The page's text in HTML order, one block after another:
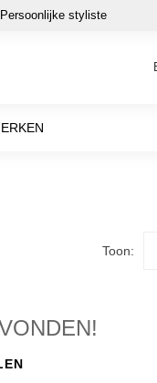
Persoonlijke styliste
Toon: